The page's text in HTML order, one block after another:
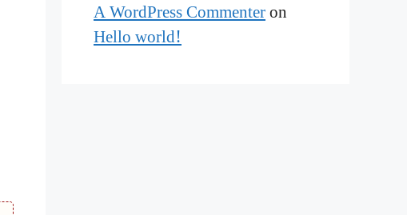
A WordPress Commenteron
Hello world!